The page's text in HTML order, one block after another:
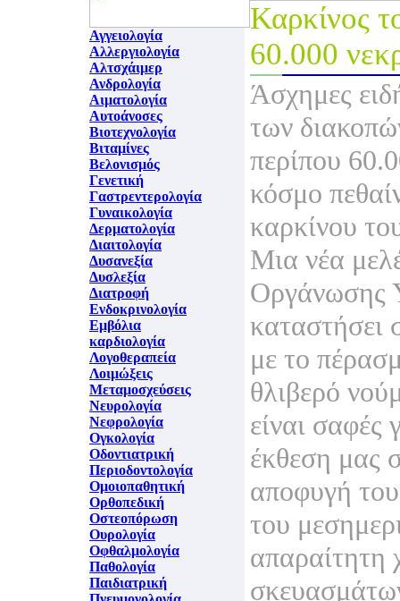
Αγγειολογία
Αλλεργιολογία
Αλτσχάιμερ
Ανδρολογία
Αιματολογία
Αυτοάνοσες
Βιοτεχνολογία
Βιταμίνες
Βελονισμός
Γενετική
Γαστρεντερολογία
Γυναικολογία
Δερματολογία
Διαιτολογία
Δυσανεξία
Δυσλεξία
Διατροφή
Ενδοκρινολογία
Εμβόλια
καρδιολογία
Λογοθεραπεία
Λοιμώξεις
Μεταμοσχεύσεις
Νευρολογία
Νεφρολογία
Ογκολογία
Οδοντιατρική
Περιοδοντολογία
Ομοιοπαθητική
Ορθοπεδική
Οστεοπόρωση
Ουρολογία
Οφθαλμολογία
Παθολογία
Παιδιατρική
Καρκίνος
60.000
Άσχημες
των
περίπου
κόσμο
καρκίνου
Μια νέα
Οργάνωσης
καταστήσει
με το
θλιβερό
είναι σαφές
έκθεση μας
αποφυγή
του
απαραίτητη